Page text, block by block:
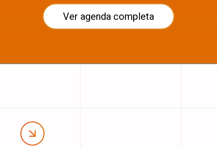
Ver agenda completa